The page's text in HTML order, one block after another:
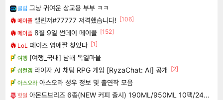
클립 그냥 귀여운 상교용 부부 ㅋㅋ
메이플 챌린저#77777 저격했습니다! [106]
메이플 8월 9일 썬데이 메이플 [152]
LoL 페이즈 영애짤 찾았다 [1]
여행 [여행_국내] 남해 독일마을
섭컬겜 라이자 AI 채팅 RPG 게임 [RyzaChat: AI] 공개 [2]
아스오라 아스오라 성우 정보 및 출연작 모음
핫딜 아몬드브리즈 6종(NEW 커피 출시) 190ML/950ML 10팩/24팩/48팩 중 택 1